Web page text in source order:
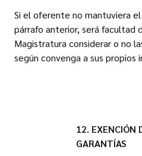
Si el oferente no mantuviera
párrafo anterior, será facultad
Magistratura considerar o no
según convenga a sus propios
12. EXENCIÓN
GARANTÍAS